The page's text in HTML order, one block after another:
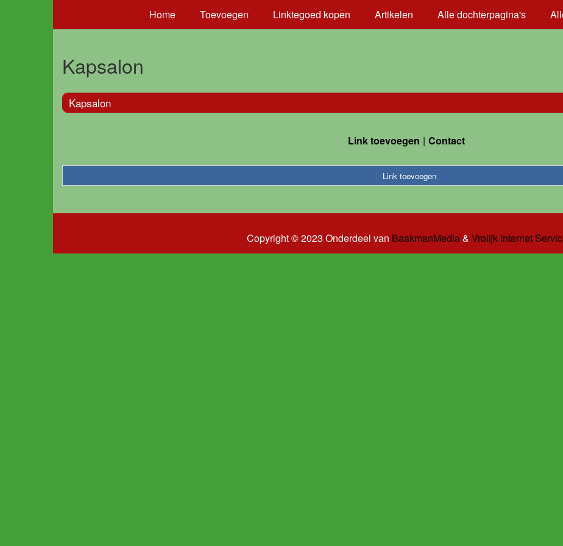
Home Toevoegen Linktegoed kopen Artikelen Alle dochterpagina's
Kapsalon
Kapsalon
Link toevoegen Contact
Link toevoegen
Copyright © 2023 Onderdeel van BaakmanMedia& Vrolijk Internet